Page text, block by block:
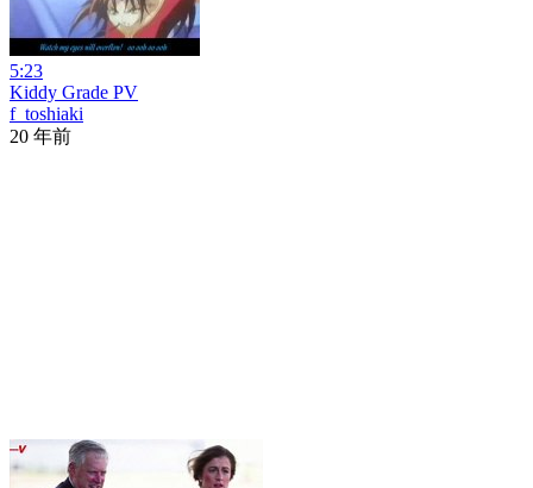
5:23
Kiddy Grade PV
f_toshiaki
20 年前